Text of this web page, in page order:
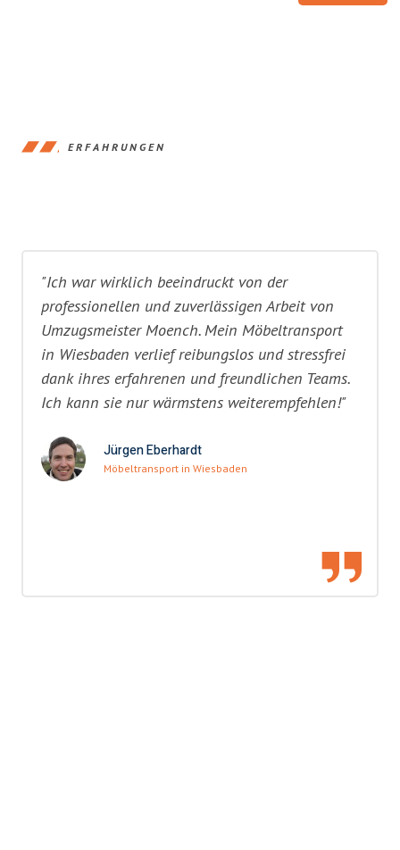
ERFAHRUNGEN
"Ich war wirklich beeindruckt von der
professionellen und zuverlässigen Arbeit von
Umzugsmeister Moench. Mein Möbeltransport
in Wiesbaden verlief reibungslos und stressfrei
dank ihres erfahrenen und freundlichen Teams.
Ich kann sie nur wärmstens weiterempfehlen!"
Jürgen Eberhardt
Möbeltransport in Wiesbaden